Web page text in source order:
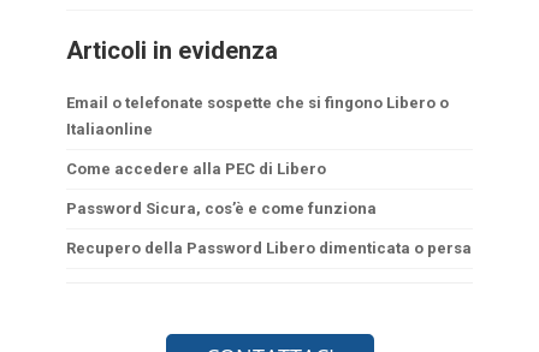
Articoli in evidenza
Email o telefonate sospette che si fingono Libero o
Italiaonline
Come accedere alla PEC di Libero
Password Sicura, cos’è e come funziona
Recupero della Password Libero dimenticata o persa